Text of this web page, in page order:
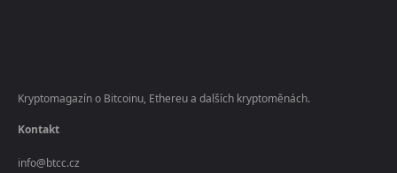
Kryptomagazín o Bitcoinu, Ethereu a dalších kryptoměnách.
Kontakt
info@btcc.cz